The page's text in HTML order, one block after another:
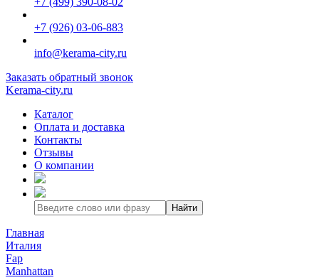
+7 (926) 03-06-883
info@kerama-city.ru
Заказать обратный звонок
Kerama-city.ru
Каталог
Оплата и доставка
Контакты
Отзывы
О компании
Найти
Главная
Италия
Fap
Manhattan